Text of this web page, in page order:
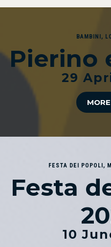
BAMBINI,
Pierino
29
FESTA DEI POPOLI ,
Festa
10